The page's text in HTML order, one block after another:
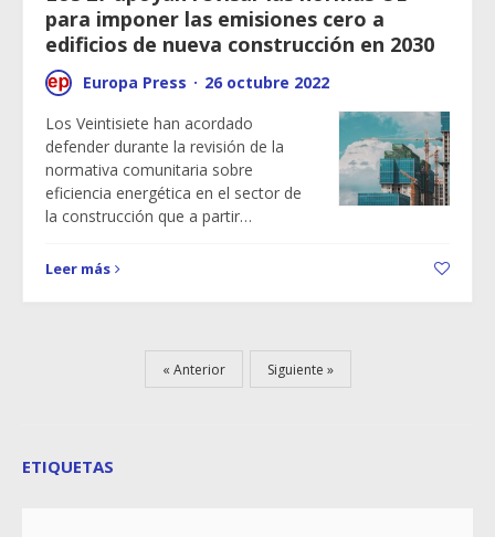
para imponer las emisiones cero a
edificios de nueva construcción en 2030
Europa Press · 26 octubre 2022
Los Veintisiete han acordado
defender durante la revisión de la
normativa comunitaria sobre
eficiencia energética en el sector de
la construcción que a partir…
Leer más
Anterior Siguiente
ETIQUETAS